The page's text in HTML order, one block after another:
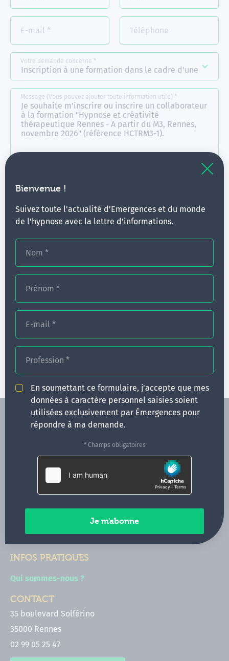
Bienvenue !
Suivez toute l'actualité d'Emergences et du monde
de l'hypnose avec la lettre d'informations.
Nom *
Prénom *
E-mail *
Profession *
En soumettant ce formulaire, j'accepte que mes
données à caractère personnel saisies soient
utilisées exclusivement par Émergences pour
répondre à ma demande.
* Champs obligatoires
E-mail * Téléphone
Votre demande concerne *
Message (Vous pouvez ajouter toute information utile) *
En soumettant ce formulaire, j'accepte que mes
Émergences pour répondre à ma demande.
savoir plus *
FORMATIONS
NOS FORMATEURS
ACTUALITÉS
INFOS PRATIQUES
Qui sommes-nous ?
CONTACT
35 boulevard Solférino
35000 Rennes
02 99 05 25 47